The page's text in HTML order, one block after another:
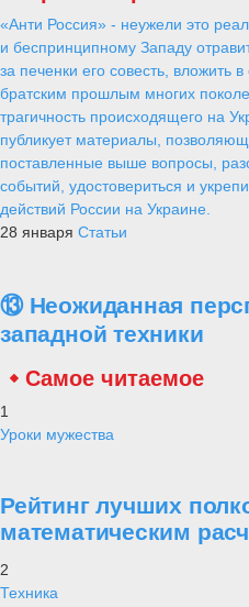
«Анти Россия» - неужели это
и беспринципному Западу
за печенки его совесть, вложить
братским прошлым многих
трагичность происходящего на
публикует материалы,
поставленные выше вопросы,
событий, удостовериться и
действий России на Украине.
28 января Статьи
⑬ Неожиданная
западной техники
Самое читаемое
1
Уроки мужества
Рейтинг лучших
математическим
2
Техника